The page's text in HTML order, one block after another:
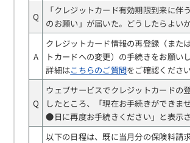
Q
「クレジットカード有効期限到来に伴
のお願い」が届いた。どうしたらよいか
A
クレジットカード情報の再登録（また
トカードへの変更）の手続きをお願いし
詳細はこちらのご質問をご確認ください
Q
ウェブサービスでクレジットカードの
したところ、「現在お手続きができ
●日に再度お手続きください」と表示さ
以下の日程は、既に当月分の保険料請